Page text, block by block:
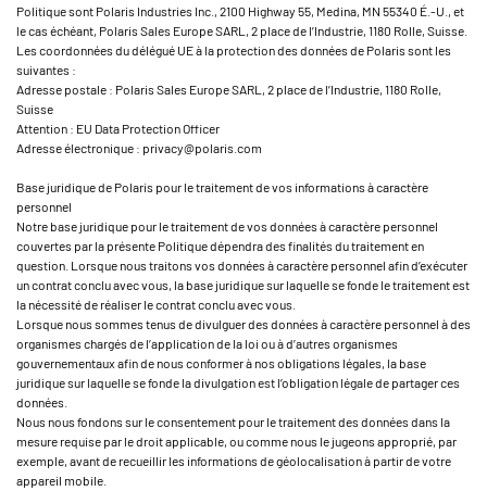
Politique sont Polaris Industries Inc., 2100 Highway 55, Medina, MN 55340 É.-U., et
le cas échéant, Polaris Sales Europe SARL, 2 place de l’Industrie, 1180 Rolle, Suisse.
Les coordonnées du délégué UE à la protection des données de Polaris sont les
suivantes :
Adresse postale : Polaris Sales Europe SARL, 2 place de l’Industrie, 1180 Rolle,
Suisse
Attention : EU Data Protection Officer
Adresse électronique : privacy@polaris.com
Base juridique de Polaris pour le traitement de vos informations à caractère
personnel
Notre base juridique pour le traitement de vos données à caractère personnel
couvertes par la présente Politique dépendra des finalités du traitement en
question. Lorsque nous traitons vos données à caractère personnel afin d’exécuter
un contrat conclu avec vous, la base juridique sur laquelle se fonde le traitement est
la nécessité de réaliser le contrat conclu avec vous.
Lorsque nous sommes tenus de divulguer des données à caractère personnel à des
organismes chargés de l’application de la loi ou à d’autres organismes
gouvernementaux afin de nous conformer à nos obligations légales, la base
juridique sur laquelle se fonde la divulgation est l’obligation légale de partager ces
données.
Nous nous fondons sur le consentement pour le traitement des données dans la
mesure requise par le droit applicable, ou comme nous le jugeons approprié, par
exemple, avant de recueillir les informations de géolocalisation à partir de votre
appareil mobile.